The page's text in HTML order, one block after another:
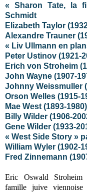
« Sharon Tate, la
Schmidt
Elizabeth Taylor
Alexandre Trauner
« Liv Ullmann en
Peter Ustinov (1921-
Erich von Stroheim
John Wayne (1907-
Johnny Weissmuller
Orson Welles (1915-
Mae West (1893-1980)
Billy Wilder (1906-
Gene Wilder (1933-
« West Side Story »
William Wyler (1902-
Fred Zinnemann
Eric Oswald
famille juive viennoise